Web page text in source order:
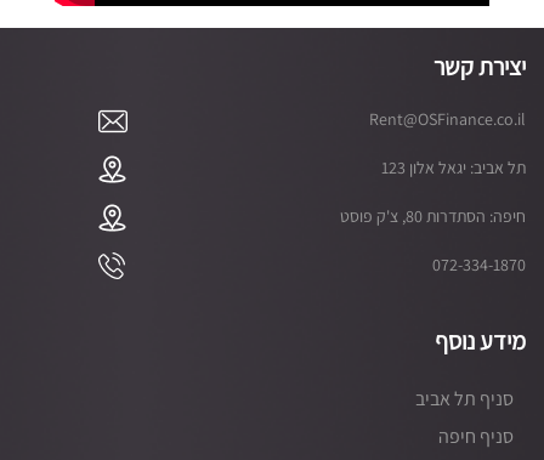
יצירת קשר
Rent@OSFinance.co.il
תל אביב: יגאל אלון 123
חיפה: הסתדרות 80, צ'ק פוסט
072-334-1870
מידע נוסף
סניף תל אביב
סניף חיפה